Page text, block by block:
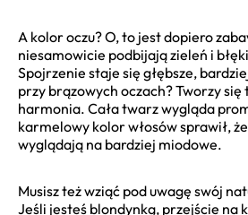
A kolor oczu? O, to jest dopiero
niesamowicie podbijają zieleń i
Spojrzenie staje się głębsze,
przy brązowych oczach? Tworzy się
harmonia. Cała twarz wygląda
karmelowy kolor włosów sprawił,
wyglądają na bardziej miodowe.
Musisz też wziąć pod uwagę swój
Jeśli jesteś blondynką, przejście na